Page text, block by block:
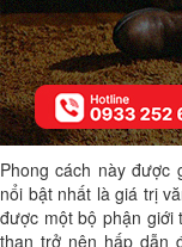
Phong cách này được
nổi bật nhất là giá trị
được một bộ phận giới
than trở nên hấp dẫn